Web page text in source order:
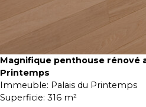
Magnifique penthouse rénové
Printemps
Immeuble: Palais du Printemps
Superficie: 316 m²